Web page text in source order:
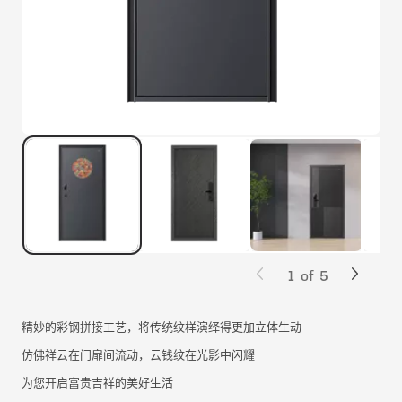
精妙的彩钢拼接工艺，将传统纹样演绎得更加立体生动
仿佛祥云在门扉间流动，云钱纹在光影中闪耀
为您开启富贵吉祥的美好生活
1 of 5